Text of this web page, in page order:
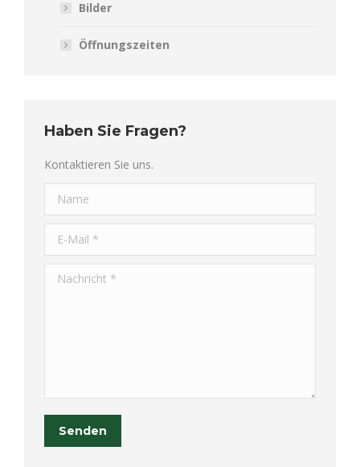
Bilder
Öffnungszeiten
Haben Sie Fragen?
Kontaktieren Sie uns.
Name
E-Mail *
Nachricht *
Senden